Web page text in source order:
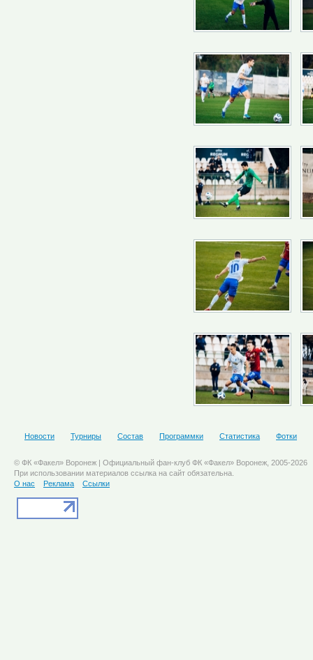
Новости Турниры Состав Программки Статистика Фотки
© ФК «Факел» Воронеж | Официальный фан-клуб ФК «Факел» Воронеж, 2005-2026
При использовании материалов ссылка на сайт обязательна.
О нас
Реклама Ссылки